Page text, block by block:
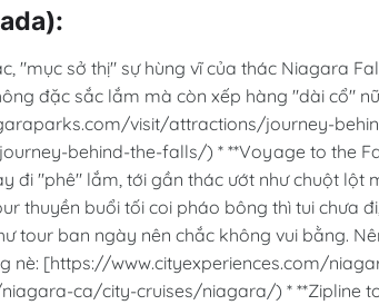
"mục sở thị" sự hùng vĩ của thác Niagara
đặc sắc lắm mà còn xếp hàng "dài cổ"
visit/attractions/journey-
behind-the-falls/) * **Voyage to the
đi "phê" lắm, tới gần thác ướt như chuột lột
thuyền buổi tối coi pháo bông thì tui chưa đi,
tour ban ngày nên chắc không vui bằng.
nè: [https://www.cityexperiences.com/
ca/city-cruises/niagara/) * **Zipline